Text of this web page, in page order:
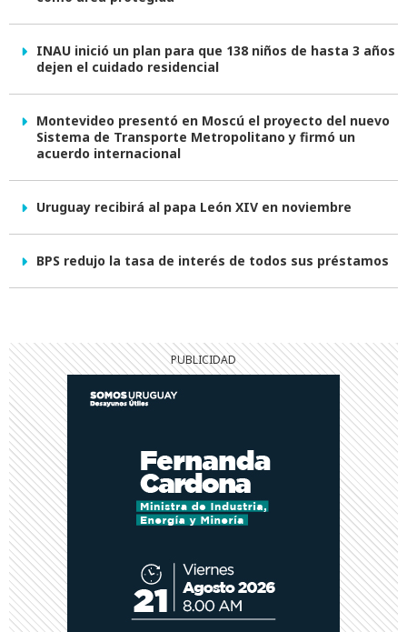
INAU inició un plan para que 138 niños de hasta 3 años
dejen el cuidado residencial
Montevideo presentó en Moscú el proyecto del nuevo
Sistema de Transporte Metropolitano y firmó un
acuerdo internacional
Uruguay recibirá al papa León XIV en noviembre
BPS redujo la tasa de interés de todos sus préstamos